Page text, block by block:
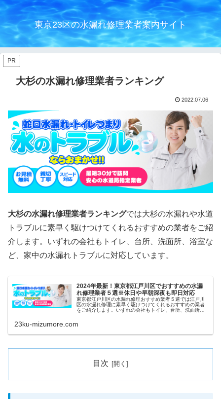
東京23区の水漏れ修理業者案内サイト
PR
大杉の水漏れ修理業者ランキング
2022.07.06
大杉の水漏れ修理業者ランキングでは大杉の水漏れや水道
トラブルに素早く駆けつけてくれるおすすめの業者をご紹
介します。いずれの会社もトイレ、台所、洗面所、浴室な
ど、家中の水漏れトラブルに対応しています。
2024年最新！東京都江戸川区でおすすめの水漏
れ修理業者５選※休日や早朝深夜も即日対応
東京都江戸川区の水漏れ修理おすすめ業者５選では江戸川
区の水漏れ修理に素早く駆けつけてくれるおすすめの業者
をご紹介します。いずれの会社もトイレ、台所、洗面所、
23ku-mizumore.com
目次